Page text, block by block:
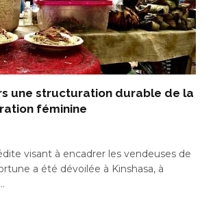
une structuration durable de la
féminine
visant à encadrer les vendeuses de
a été dévoilée à Kinshasa, à